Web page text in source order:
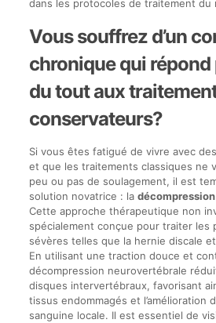
dans les protocoles de traitement du
Vous souffrez d’un
chronique qui répond
du tout aux
conservateurs?
Si vous êtes fatigué de vivre avec
et que les traitements classiques ne
peu ou pas de soulagement, il est
solution novatrice : la
Cette approche thérapeutique non
spécialement conçue pour traiter les
sévères telles que la hernie discale
En utilisant une traction douce et
décompression neurovertébrale
disques intervertébraux, favorisant
tissus endommagés et l’amélioration
sanguine locale. Il est essentiel de